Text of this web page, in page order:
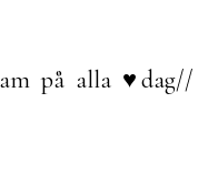
på alla ♥dag//